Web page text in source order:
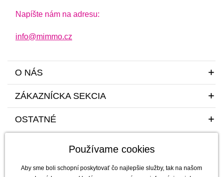
Napíšte nám na adresu:
info@mimmo.cz
O NÁS
ZÁKAZNÍCKA SEKCIA
OSTATNÉ
Používame cookies
Aby sme boli schopní poskytovať čo najlepšie služby, tak na našom